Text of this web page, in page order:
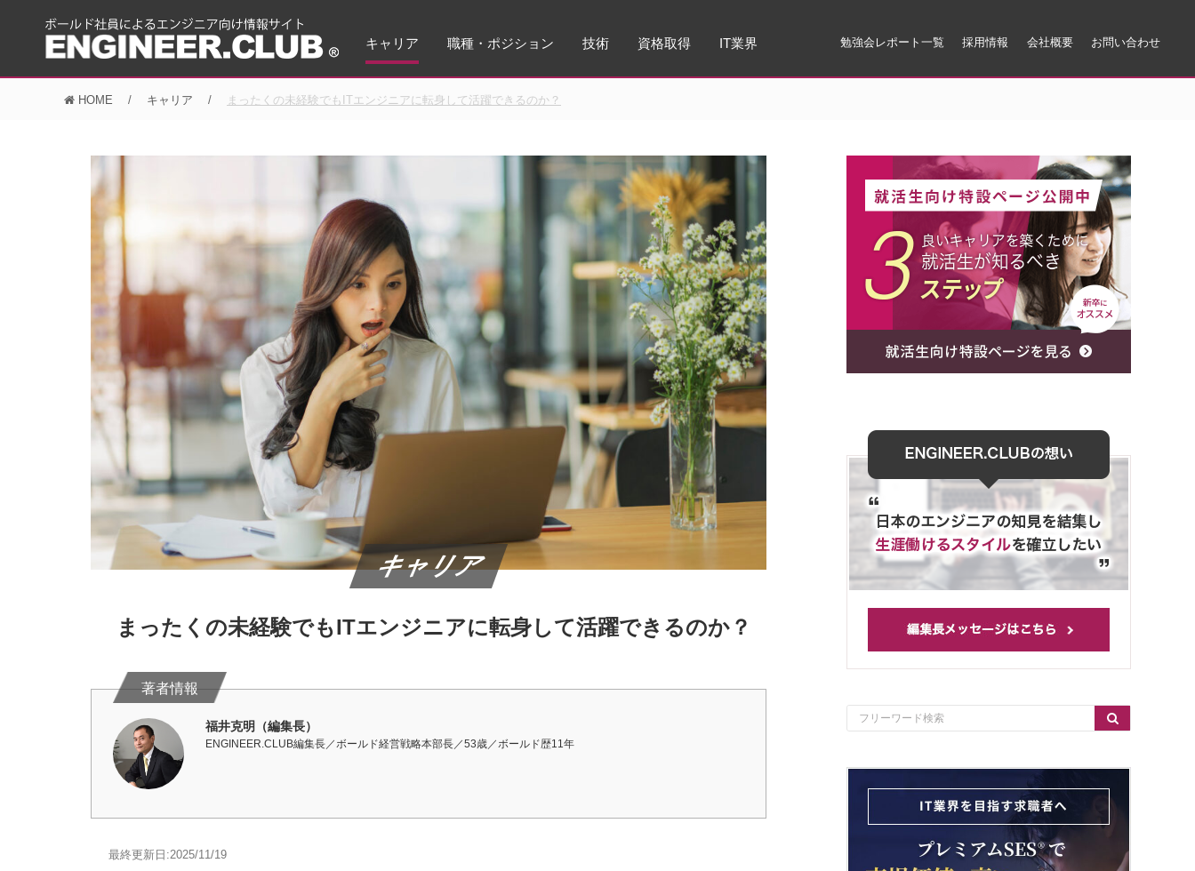
キャリア 職種・ポジション 技術 資格取得 IT業界 勉強会レポート一覧 採用情報 会社概要 お問い合わせ
HOME キャリア まったくの未経験でもITエンジニアに転身して活躍できるのか？
キャリア
まったくの未経験でもITエンジニアに転身して活躍できるのか？
福井克明（編集長）
ENGINEER.CLUB編集長／ボールド経営戦略本部長／53歳／ボールド歴11年
最終更新日:2025/11/19